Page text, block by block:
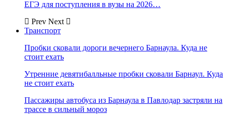
ЕГЭ для поступления в вузы на 2026…
Prev Next
Транспорт
Пробки сковали дороги вечернего Барнаула. Куда не
стоит ехать
Утренние девятибалльные пробки сковали Барнаул. Куда
не стоит ехать
Пассажиры автобуса из Барнаула в Павлодар застряли на
трассе в сильный мороз